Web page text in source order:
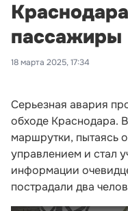
пассажиры
18 марта 2025, 17:34
Серьезная авария
обходе Краснодара.
маршрутки, пытаясь
управлением и стал
информации
пострадали два